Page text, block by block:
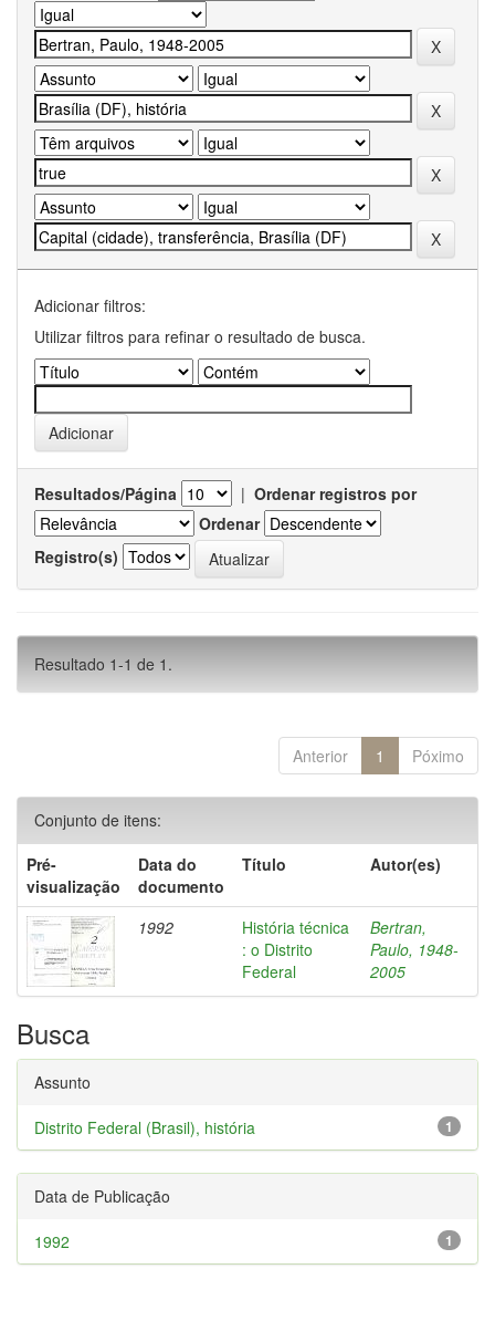
Adicionar filtros:
Utilizar filtros para refinar o resultado de busca.
Resultados/Página | Ordenar registros por
Ordenar
Registro(s)
Resultado 1-1 de 1.
Anterior 1 Póximo
Conjunto de itens:
Pré-
visualização
Data do
documento
Título Autor(es)
1992
História técnica
: o Distrito
Federal
Bertran,
Paulo, 1948-
2005
Busca
Assunto
1
Distrito Federal (Brasil), história
Data de Publicação
1
1992